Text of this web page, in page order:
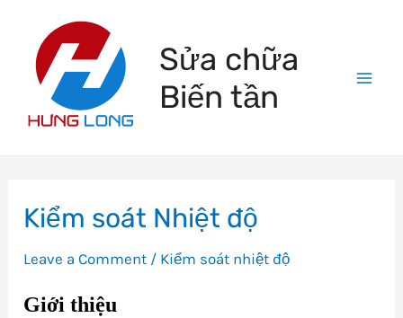
content
Sửa chữa
Biến tần
Kiểm soát Nhiệt độ
Leave a Comment / Kiểm soát nhiệt độ
Giới thiệu